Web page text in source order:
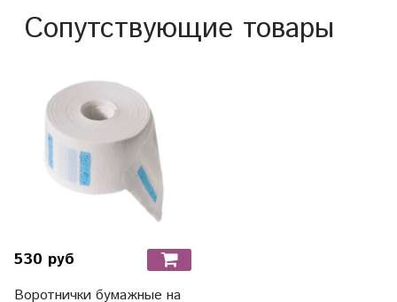
Сопутствующие товары
530 руб
Воротнички бумажные на